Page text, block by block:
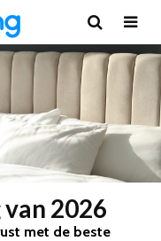
2026
met de beste